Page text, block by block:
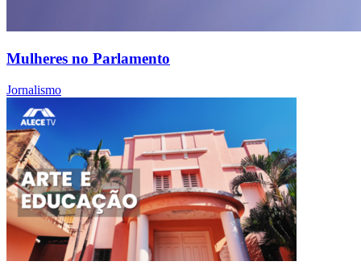
Mulheres no Parlamento
Jornalismo